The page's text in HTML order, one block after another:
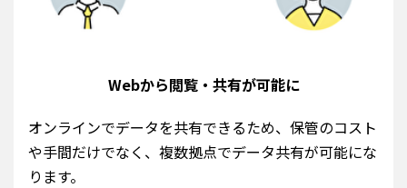
Webから閲覧・共有が可能に
オンラインでデータを共有できるため、保管のコスト
や手間だけでなく、複数拠点でデータ共有が可能にな
ります。